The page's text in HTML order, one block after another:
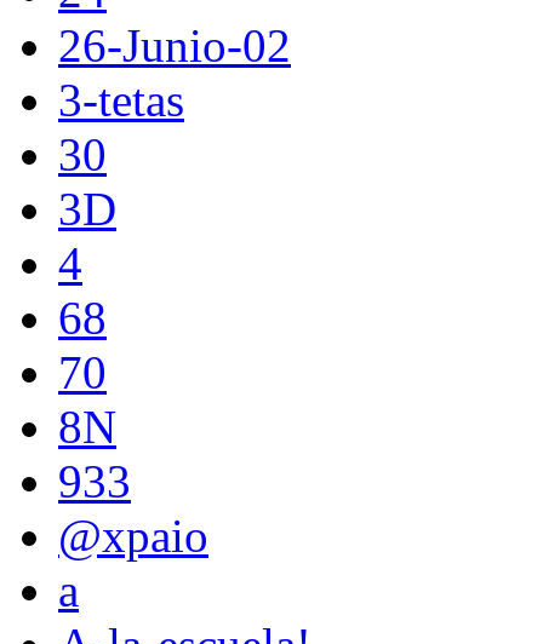
26-Junio-02
3-tetas
30
3D
4
68
70
8N
933
@xpaio
a